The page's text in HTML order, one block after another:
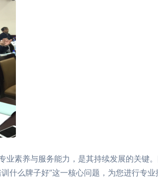
业素养与服务能力，是其持续发展的关键
什么牌子好”这一核心问题，为您进行专业